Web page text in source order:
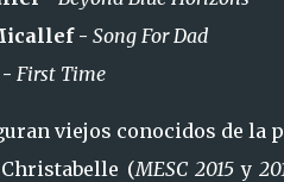
- Song For Dad
First Time
viejos conocidos de la
(MESC 2015y